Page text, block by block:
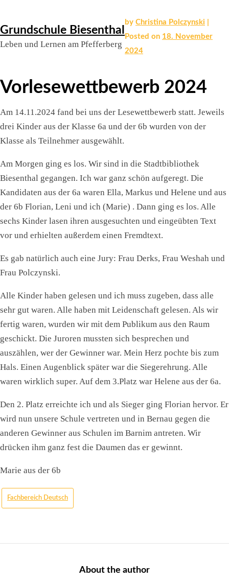
to
Grundschule Biesenthal
Leben und Lernen am Pfefferberg
Vorlesewettbewerb 2024
by Christina Polczynski
Posted on 18. November
2024
Am 14.11.2024 fand bei uns der Lesewettbewerb statt. Jeweils
drei Kinder aus der Klasse 6a und der 6b wurden von der
Klasse als Teilnehmer ausgewählt.
Am Morgen ging es los. Wir sind in die Stadtbibliothek
Biesenthal gegangen. Ich war ganz schön aufgeregt. Die
Kandidaten aus der 6a waren Ella, Markus und Helene und aus
der 6b Florian, Leni und ich (Marie) . Dann ging es los. Alle
sechs Kinder lasen ihren ausgesuchten und eingeübten Text
vor und erhielten außerdem einen Fremdtext.
Es gab natürlich auch eine Jury: Frau Derks, Frau Weshah und
Frau Polczynski.
Alle Kinder haben gelesen und ich muss zugeben, dass alle
sehr gut waren. Alle haben mit Leidenschaft gelesen. Als wir
fertig waren, wurden wir mit dem Publikum aus den Raum
geschickt. Die Juroren mussten sich besprechen und
auszählen, wer der Gewinner war. Mein Herz pochte bis zum
Hals. Einen Augenblick später war die Siegerehrung. Alle
waren wirklich super. Auf dem 3.Platz war Helene aus der 6a.
Den 2. Platz erreichte ich und als Sieger ging Florian hervor. Er
wird nun unsere Schule vertreten und in Bernau gegen die
anderen Gewinner aus Schulen im Barnim antreten. Wir
drücken ihm ganz fest die Daumen das er gewinnt.
Marie aus der 6b
Fachbereich Deutsch
About the author